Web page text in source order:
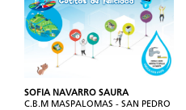
SOFIA NAVARRO SAURA
C.B.M MASPALOMAS - SAN PEDRO